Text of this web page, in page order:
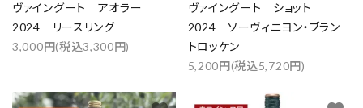
ヴァイングート アオラー
2024 リースリング
3,000円(税込3,300円)
ヴァイングート ショット
2024 ソーヴィニヨン・ブラン
トロッケン
5,200円(税込5,720円)
カテゴリー